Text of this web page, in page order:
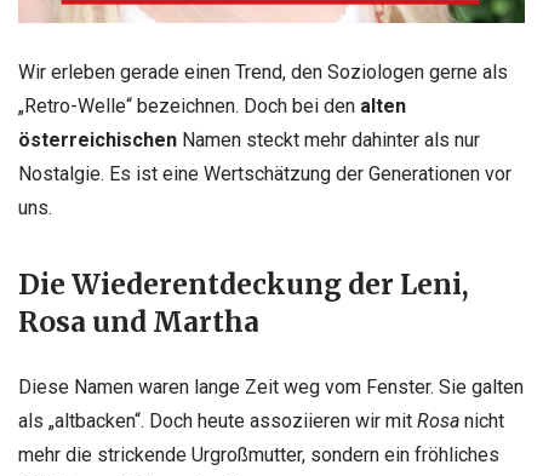
Wir erleben gerade einen Trend, den Soziologen gerne als
„Retro-Welle“ bezeichnen. Doch bei den alten
österreichischen Namen steckt mehr dahinter als nur
Nostalgie. Es ist eine Wertschätzung der Generationen vor
uns.
Die Wiederentdeckung der Leni,
Rosa und Martha
Diese Namen waren lange Zeit weg vom Fenster. Sie galten
als „altbacken“. Doch heute assoziieren wir mit Rosa nicht
mehr die strickende Urgroßmutter, sondern ein fröhliches